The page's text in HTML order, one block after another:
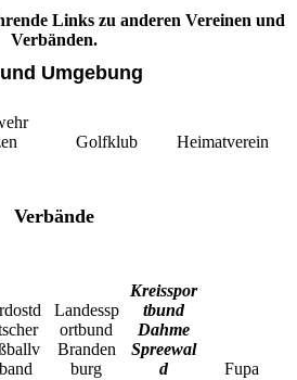
Links zu anderen Vereinen und
Verbänden.
Umgebung
Golfklub Heimatverein
Verbände
Landessp
ortbund
Branden
burg
Kreisspor
tbund
Dahme
Spreewal
d
Fupa